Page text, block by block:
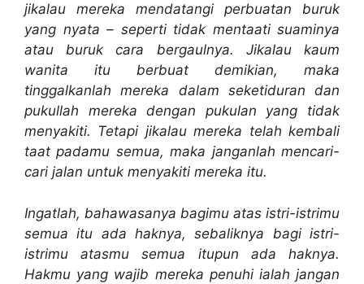
jikalau mereka mendatangi perbuatan buruk
yang nyata – seperti tidak mentaati suaminya
atau buruk cara bergaulnya. Jikalau kaum
wanita itu berbuat demikian, maka
tinggalkanlah mereka dalam seketiduran dan
pukullah mereka dengan pukulan yang tidak
menyakiti. Tetapi jikalau mereka telah kembali
taat padamu semua, maka janganlah mencari-
cari jalan untuk menyakiti mereka itu.
Ingatlah, bahawasanya bagimu atas istri-istrimu
semua itu ada haknya, sebaliknya bagi istri-
istrimu atasmu semua itupun ada haknya.
Hakmu yang wajib mereka penuhi ialah jangan